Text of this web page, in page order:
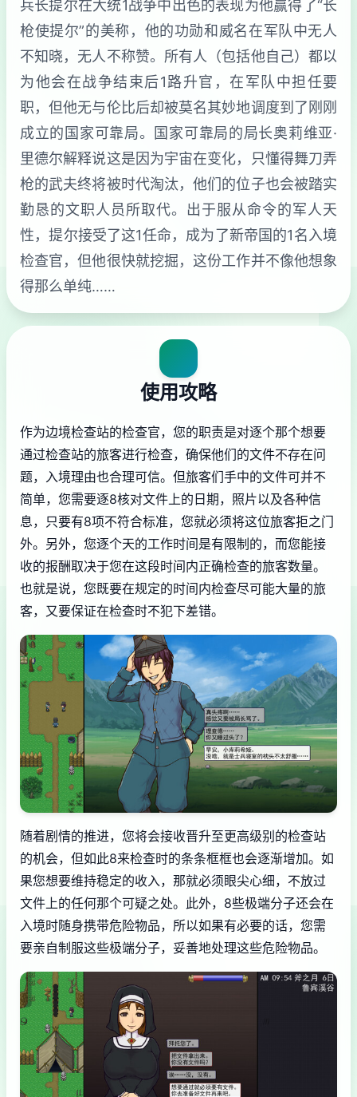
兵长提尔在大统1战争中出色的表现为他赢得了“长
枪使提尔”的美称，他的功勋和威名在军队中无人
不知晓，无人不称赞。所有人（包括他自己）都以
为他会在战争结束后1路升官，在军队中担任要
职，但他无与伦比后却被莫名其妙地调度到了刚刚
成立的国家可靠局。国家可靠局的局长奥莉维亚·
里德尔解释说这是因为宇宙在变化，只懂得舞刀弄
枪的武夫终将被时代淘汰，他们的位子也会被踏实
勤恳的文职人员所取代。出于服从命令的军人天
性，提尔接受了这1任命，成为了新帝国的1名入境
检查官，但他很快就挖掘，这份工作并不像他想象
得那么单纯……
使用攻略
作为边境检查站的检查官，您的职责是对逐个那个想要
通过检查站的旅客进行检查，确保他们的文件不存在问
题，入境理由也合理可信。但旅客们手中的文件可并不
简单，您需要逐8核对文件上的日期，照片以及各种信
息，只要有8项不符合标准，您就必须将这位旅客拒之门
外。另外，您逐个天的工作时间是有限制的，而您能接
收的报酬取决于您在这段时间内正确检查的旅客数量。
也就是说，您既要在规定的时间内检查尽可能大量的旅
客，又要保证在检查时不犯下差错。
随着剧情的推进，您将会接收晋升至更高级别的检查站
的机会，但如此8来检查时的条条框框也会逐渐增加。如
果您想要维持稳定的收入，那就必须眼尖心细，不放过
文件上的任何那个可疑之处。此外，8些极端分子还会在
入境时随身携带危险物品，所以如果有必要的话，您需
要亲自制服这些极端分子，妥善地处理这些危险物品。